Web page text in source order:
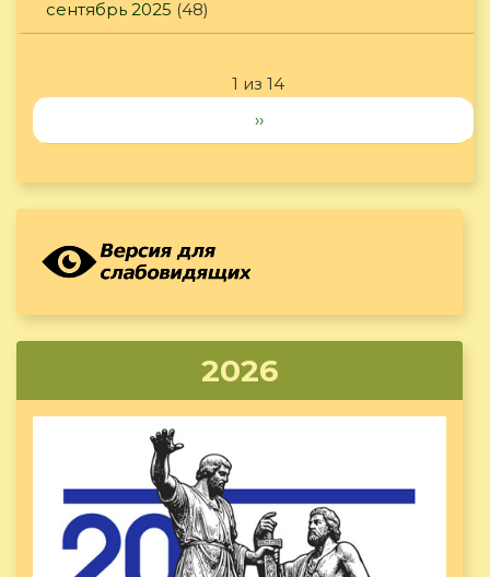
сентябрь 2025 (48)
1 из 14
››
2026